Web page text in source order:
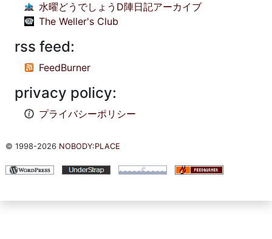
水曜どうでしょうD陣日記アーカイブ
The Weller's Club
rss feed:
FeedBurner
privacy policy:
プライバシーポリシー
© 1998-2026 NOBODY:PLACE